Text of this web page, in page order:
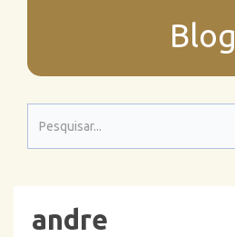
Blog
andre